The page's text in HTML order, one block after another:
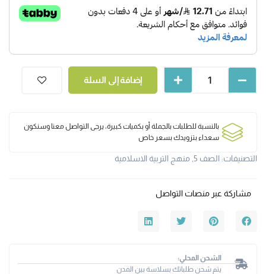
إضافة إلى السلة
بالنسبة للطلبات بالجملة أو بكميات كبيرة، يرجى التواصل معنا وسنكون
سعداء بتزويدك بسعر خاص
التصنيفات: الصف 5 منهج التربية الاسلامية
مشاركة عبر منصات التواصل
الشحن المحلي:
يتم شحن طلباتك بسلاسة بين المدن